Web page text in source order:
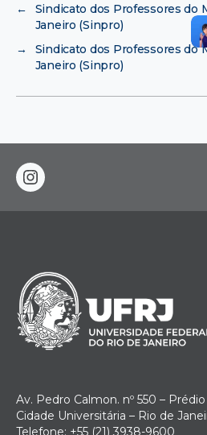
←
Sindicato dos Professores do
Janeiro (Sinpro)
→
Sindicato dos Professores do
Janeiro (Sinpro)
instagram
Av. Pedro Calmon. nº 550 –
Cidade Universitária – Rio de
Telefone: +55 (21) 3938-9600